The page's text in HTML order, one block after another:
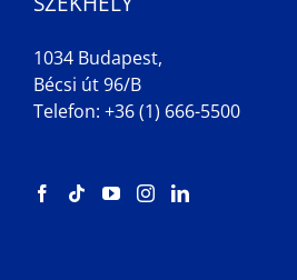
1034 Budapest,
Bécsi út 96/B
Telefon: +36 (1) 666-5500